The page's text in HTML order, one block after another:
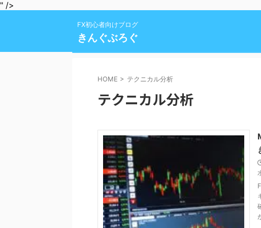
" />
FX初心者向けブログ
きんぐぶろぐ
HOME > テクニカル分析
テクニカル分析